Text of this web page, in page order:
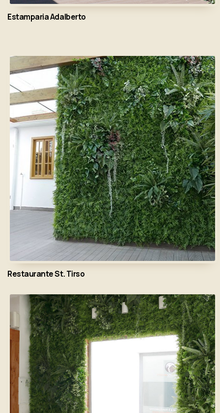
Estamparia Adalberto
Restaurante St. Tirso